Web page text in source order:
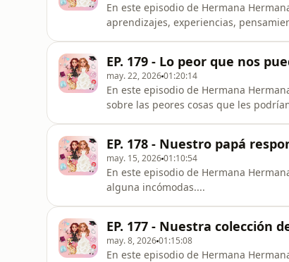
En este episodio de Hermana
aprendizajes, experiencias,
EP. 179 - Lo peor que nos
may. 22, 202601:20:14
En este episodio de Hermana
sobre las peores cosas que les
EP. 178 - Nuestro papá
may. 15, 202601:10:54
En este episodio de Hermana
alguna incómodas....
EP. 177 - Nuestra colección
may. 8, 202601:15:08
En este episodio de Hermana